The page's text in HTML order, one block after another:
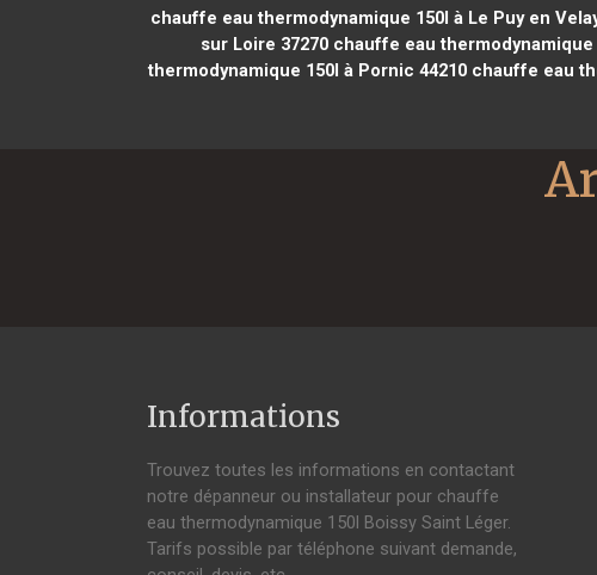
chauffe eau thermodynamique 150l à Le Puy en
sur Loire 37270 chauffe eau thermodynamique
thermodynamique 150l à Pornic 44210chauffe eau
Informations
Trouvez toutes les informations en contactant
notre dépanneur ou installateur pour chauffe
eau thermodynamique 150l Boissy Saint Léger.
Tarifs possible par téléphone suivant demande,